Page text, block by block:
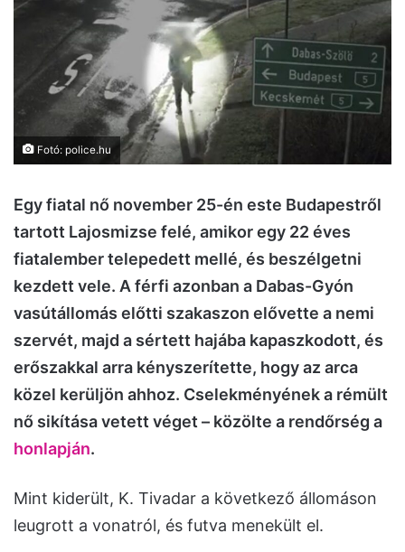
Fotó: police.hu
Egy fiatal nő november 25-én este Budapestről
tartott Lajosmizse felé, amikor egy 22 éves
fiatalember telepedett mellé, és beszélgetni
kezdett vele. A férfi azonban a Dabas-Gyón
vasútállomás előtti szakaszon elővette a nemi
szervét, majd a sértett hajába kapaszkodott, és
erőszakkal arra kényszerítette, hogy az arca
közel kerüljön ahhoz. Cselekményének a rémült
nő sikítása vetett véget – közölte a rendőrség a
honlapján.
Mint kiderült, K. Tivadar a következő állomáson
leugrott a vonatról, és futva menekült el.